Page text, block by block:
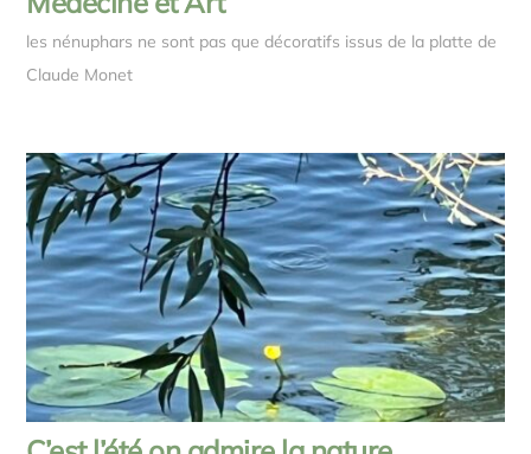
les nénuphars ne sont pas que décoratifs issus de la platte de
Claude Monet